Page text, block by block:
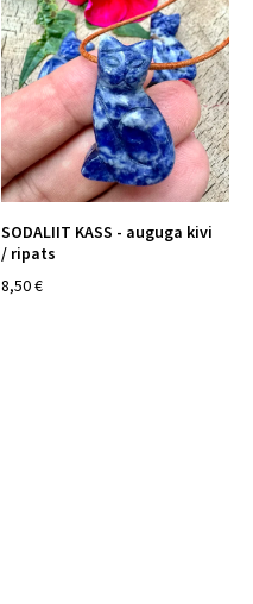
SODALIIT KASS - auguga kivi
/ ripats
8,50 €